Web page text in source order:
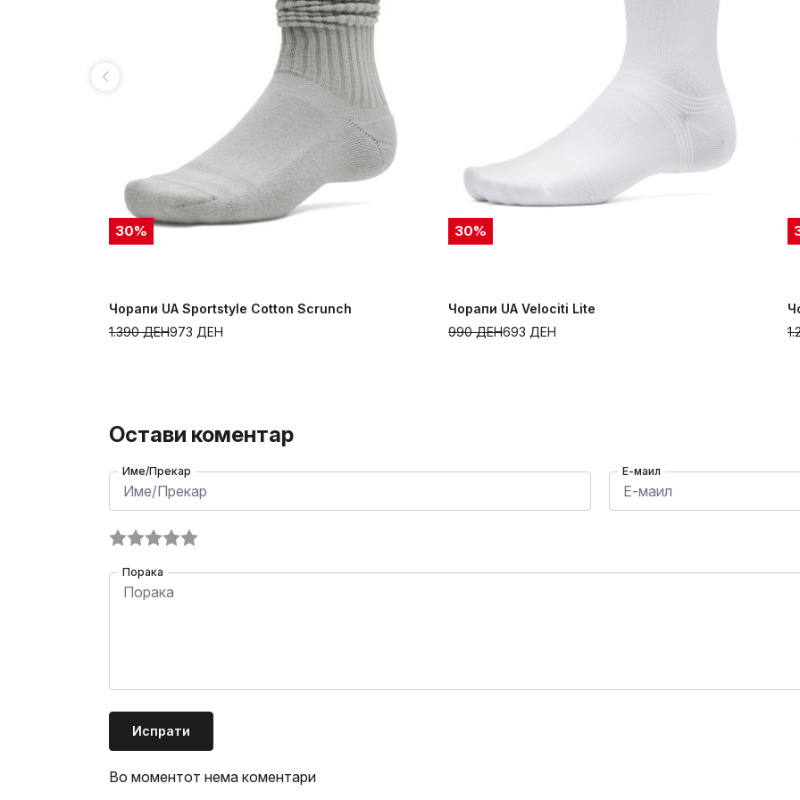
30%
Чорапи UA Sportstyle Cotton Scrunch
973 ДЕН
1.390ДЕН
30%
Чорапи UA Velociti Lite
693 ДЕН
990ДЕН
Остави коментар
Име/Прекар Е-маил
Порака
Испрати
Во моментот нема коментари